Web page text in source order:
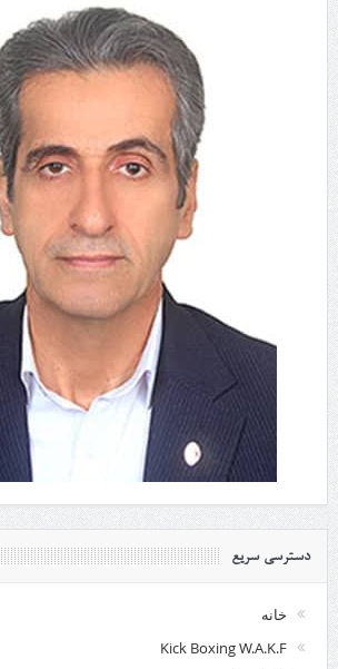
دسترسی سریع
خانه
Kick Boxing W.A.K.F